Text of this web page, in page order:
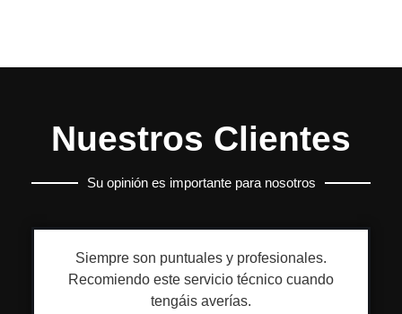
Nuestros Clientes
Su opinión es importante para nosotros
Siempre son puntuales y profesionales.
Recomiendo este servicio técnico cuando
tengáis averías.